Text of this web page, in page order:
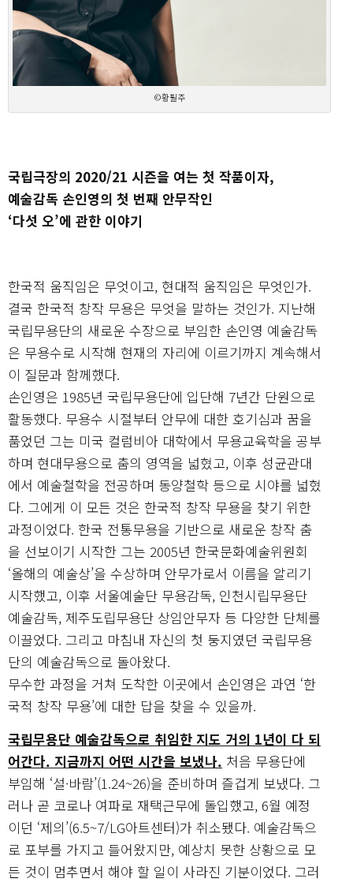
©황필주
국립극장의 2020/21 시즌을 여는 첫 작품이자,
예술감독 손인영의 첫 번째 안무작인
‘다섯 오’에 관한 이야기
한국적 움직임은 무엇이고, 현대적 움직임은 무엇인가.
결국 한국적 창작 무용은 무엇을 말하는 것인가. 지난해
국립무용단의 새로운 수장으로 부임한 손인영 예술감독
은 무용수로 시작해 현재의 자리에 이르기까지 계속해서
이 질문과 함께했다.
손인영은 1985년 국립무용단에 입단해 7년간 단원으로
활동했다. 무용수 시절부터 안무에 대한 호기심과 꿈을
품었던 그는 미국 컬럼비아 대학에서 무용교육학을 공부
하며 현대무용으로 춤의 영역을 넓혔고, 이후 성균관대
에서 예술철학을 전공하며 동양철학 등으로 시야를 넓혔
다. 그에게 이 모든 것은 한국적 창작 무용을 찾기 위한
과정이었다. 한국 전통무용을 기반으로 새로운 창작 춤
을 선보이기 시작한 그는 2005년 한국문화예술위원회
‘올해의 예술상’을 수상하며 안무가로서 이름을 알리기
시작했고, 이후 서울예술단 무용감독, 인천시립무용단
예술감독, 제주도립무용단 상임안무자 등 다양한 단체를
이끌었다. 그리고 마침내 자신의 첫 둥지였던 국립무용
단의 예술감독으로 돌아왔다.
무수한 과정을 거쳐 도착한 이곳에서 손인영은 과연 ‘한
국적 창작 무용’에 대한 답을 찾을 수 있을까.
국립무용단 예술감독으로 취임한 지도 거의 1년이 다 되
어간다. 지금까지 어떤 시간을 보냈나. 처음 무용단에
부임해 ‘설·바람’(1.24~26)을 준비하며 즐겁게 보냈다. 그
러나 곧 코로나 여파로 재택근무에 돌입했고, 6월 예정
이던 ‘제의’(6.5~7/LG아트센터)가 취소됐다. 예술감독으
로 포부를 가지고 들어왔지만, 예상치 못한 상황으로 모
든 것이 멈추면서 해야 할 일이 사라진 기분이었다. 그러